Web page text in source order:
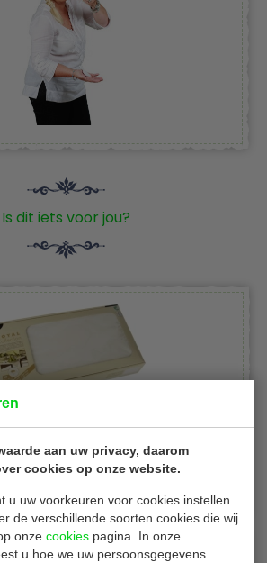
aan uw privacy, daarom
cookies op onze website.
u uw voorkeuren voor cookies instellen.
de verschillende soorten cookies die wij
onze cookies pagina. In onze
u hoe we uw persoonsgegevens
Is dit iets voor jou?
| wit | maten 80 x 80 cm | 100